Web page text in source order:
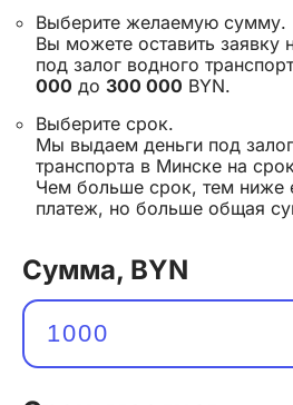
Выберите желаемую сумму.
Вы можете оставить заявку
под залог водного
000 до 300 000 BYN.
Выберите срок.
Мы выдаем деньги под
транспорта в Минске на
Чем больше срок, тем ниже
платеж, но больше общая
Сумма, BYN